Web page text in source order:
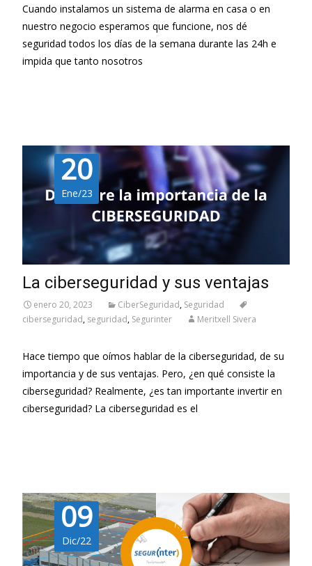
Cuando instalamos un sistema de alarma en casa o en
nuestro negocio esperamos que funcione, nos dé
seguridad todos los días de la semana durante las 24h e
impida que tanto nosotros
20
Ene/23
La ciberseguridad y sus ventajas
enero 20, 2023 CiberSeguridad, Seguridad
ciberseguridad, seguridad, Segurinter Meritxell Sivera
Hace tiempo que oímos hablar de la ciberseguridad, de su
importancia y de sus ventajas. Pero, ¿en qué consiste la
ciberseguridad? Realmente, ¿es tan importante invertir en
ciberseguridad? La ciberseguridad es el
09
Dic/22